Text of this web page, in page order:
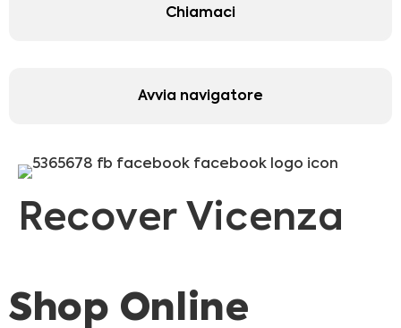
Chiamaci
Avvia navigatore
Recover Vicenza
Shop Online